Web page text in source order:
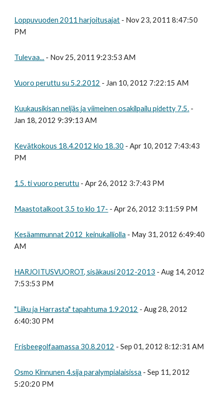
Loppuvuoden 2011 harjoitusajat - Nov 23, 2011 8:47:50
PM
Tulevaa... - Nov 25, 2011 9:23:53 AM
Vuoro peruttu su 5.2.2012 - Jan 10, 2012 7:22:15 AM
Kuukausikisan neljäs ja viimeinen osakilpailu pidetty 7.5. -
Jan 18, 2012 9:39:13 AM
Kevätkokous 18.4.2012 klo 18.30 - Apr 10, 2012 7:43:43
PM
1.5. ti vuoro peruttu - Apr 26, 2012 3:7:43 PM
Maastotalkoot 3.5 to klo 17- - Apr 26, 2012 3:11:59 PM
Kesäammunnat 2012 keinukalliolla - May 31, 2012 6:49:40
AM
HARJOITUSVUOROT, sisäkausi 2012-2013 - Aug 14, 2012
7:53:53 PM
"Liiku ja Harrasta" tapahtuma 1.9.2012 - Aug 28, 2012
6:40:30 PM
Frisbeegolfaamassa 30.8.2012 - Sep 01, 2012 8:12:31 AM
Osmo Kinnunen 4.sija paralympialaisissa - Sep 11, 2012
5:20:20 PM